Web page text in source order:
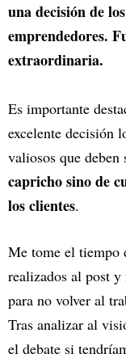
una decisión de
emprendedores.
extraordinaria.
Es importante
excelente decisión
valiosos que deben
capricho sino de
los clientes.
Me tome el tiempo
realizados al post
para no volver al
Tras analizar al
el debate si